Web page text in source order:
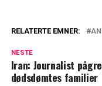
RELATERTE EMNER:
NESTE
Iran: Journalist
dødsdømtes familier